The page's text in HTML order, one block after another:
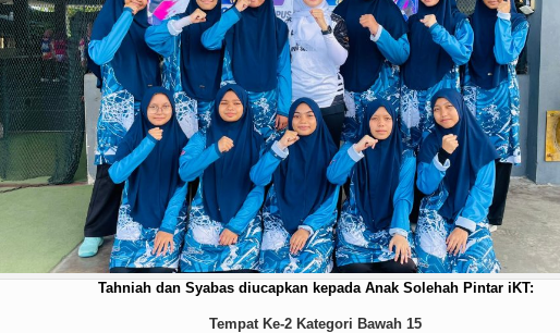
Tahniah dan Syabas diucapkan kepada Anak Solehah Pintar iKT:
Tempat Ke-2 Kategori Bawah 15